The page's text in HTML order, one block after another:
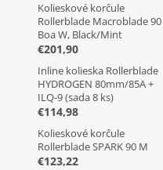
Kolieskové korčule
Rollerblade Macroblade 90
Boa W, Black/Mint
€201,90
Inline kolieska Rollerblade
HYDROGEN 80mm/85A +
ILQ-9 (sada 8 ks)
€114,98
Kolieskové korčule
Rollerblade SPARK 90 M
€123,22